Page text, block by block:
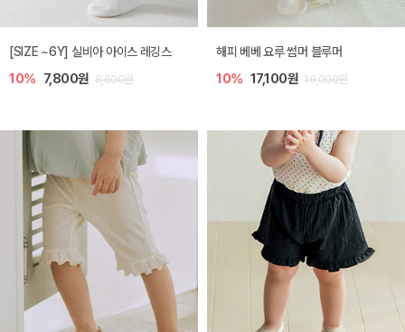
[SIZE ~6Y] 실비아 아이스 레깅스
10% 7,800원 8,600원
해피 베베 요루 썸머 블루머
10% 17,100원 19,000원